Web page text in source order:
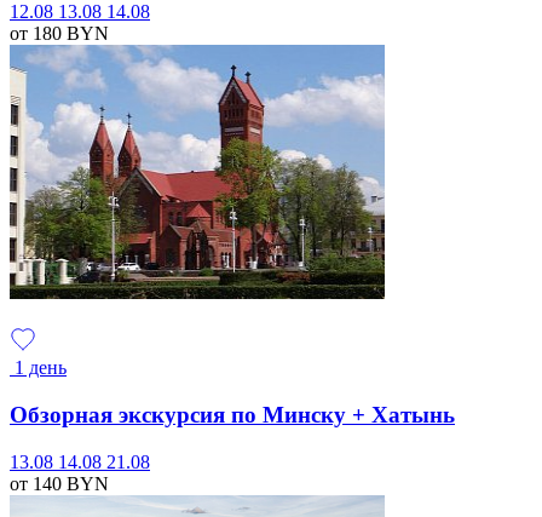
12.08 13.08 14.08
от 180 BYN
1 день
Обзорная экскурсия по Минску + Хатынь
13.08 14.08 21.08
от 140 BYN